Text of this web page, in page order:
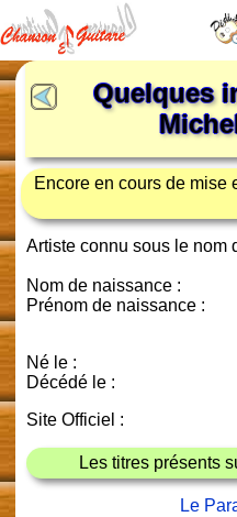
Quelques
Encore en cours de mise
Artiste connu sous le nom
Nom de naissance :
Prénom de naissance :
Né le :
Décédé le :
Site Officiel :
Les titres présents
Le